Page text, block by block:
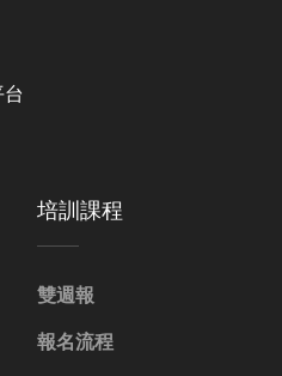
培訓課程
雙週報
報名流程